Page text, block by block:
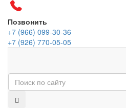
Позвонить
+7 (966) 099-30-36
+7 (926) 770-05-05